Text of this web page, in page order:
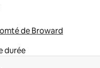
de Broward
durée